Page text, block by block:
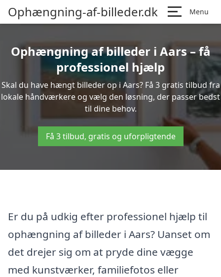
Ophængning-af-billeder.dk Menu
Ophængning af billeder i Aars – få
professionel hjælp
Skal du have hængt billeder op i Aars? Få 3 gratis tilbud fra
lokale håndværkere og vælg den løsning, der passer bedst
til dine behov.
Få 3 tilbud, gratis og uforpligtende
Er du på udkig efter professionel hjælp til
ophængning af billeder i Aars? Uanset om
det drejer sig om at pryde dine vægge
med kunstværker, familiefotos eller